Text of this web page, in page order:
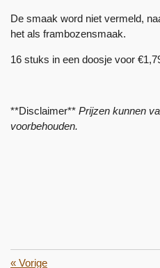
De smaak word niet vermeld,
het als frambozensmaak.
16 stuks in een doosje voor
**Disclaimer** Prijzen kunnen
voorbehouden.
« Vorige